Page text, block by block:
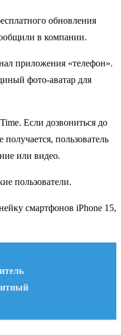
обновления
в компании.
приложения «телефон».
фото-аватар для
Если дозвониться до
пользователь
или видео.
пользователи.
смартфонов iPhone 15,